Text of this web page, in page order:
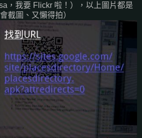
，我要 Flickr 啦！），以上圖片都是
會截圖、又懶得拍）